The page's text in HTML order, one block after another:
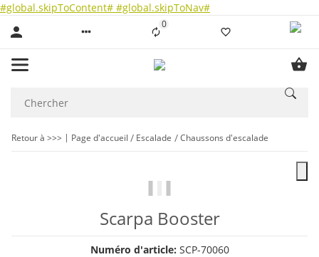
#global.skipToContent# #global.skipToNav#
0Liste ist leer
Retour à >>> Page d'accueil Escalade Chaussons d'escalade
Scarpa Booster
Numéro d'article: SCP-70060